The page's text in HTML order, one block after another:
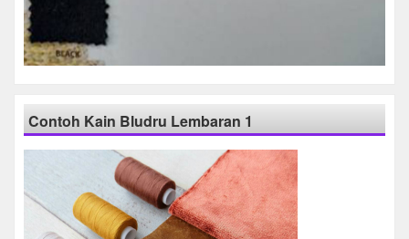
Contoh Kain Bludru Lembaran 1